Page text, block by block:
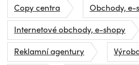
Copy centra
Obchody, e-
Internetové obchody, e-shopy
Reklamní agentury